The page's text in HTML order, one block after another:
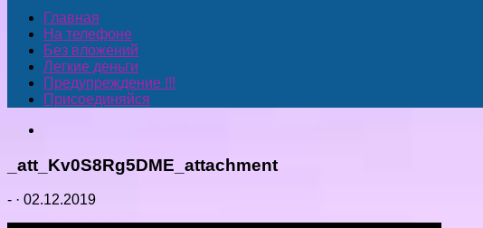
Главная
На телефоне
Без вложений
Легкие деньги
Предупреждение !!!
Присоединяйся
_att_Kv0S8Rg5DME_attachment
- · 02.12.2019